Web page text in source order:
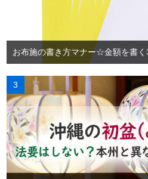
お布施の書き方マナー☆金額を書く